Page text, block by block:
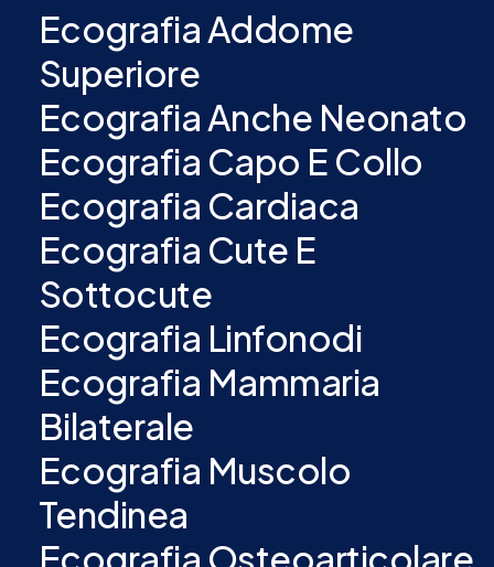
Ecografia Addome
Superiore
Ecografia Anche Neonato
Ecografia Capo E Collo
Ecografia Cardiaca
Ecografia Cute E
Sottocute
Ecografia Linfonodi
Ecografia Mammaria
Bilaterale
Ecografia Muscolo
Tendinea
Ecografia Osteoarticolare